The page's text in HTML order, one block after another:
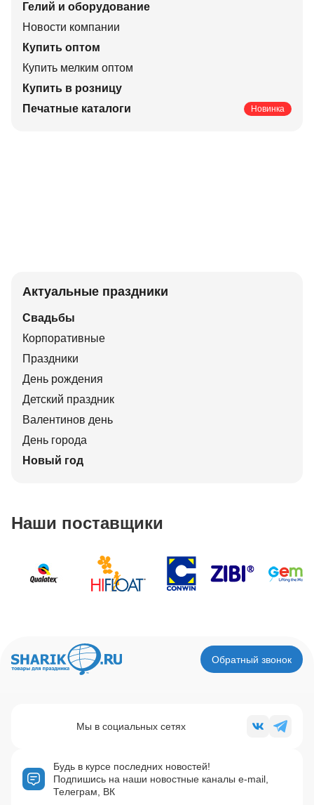
Гелий и оборудование
Новости компании
Купить оптом
Купить мелким оптом
Купить в розницу
Печатные каталоги
Новинка
Актуальные праздники
Свадьбы
Корпоративные
Праздники
День рождения
Детский праздник
Валентинов день
День города
Новый год
Наши поставщики
Обратный звонок
Будь в курсе последних новостей!
Подпишись на наши новостные каналы e-mail,
Телеграм, ВК
Мы в социальных сетях